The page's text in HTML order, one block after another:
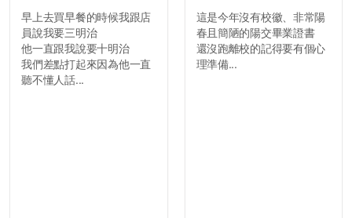
早上去買早餐的時候我跟店
員說我要三明治
他一直跟我說要十明治
我們差點打起來因為他一直
聽不懂人話...
這是今年沒有校徽、非常陽
春且簡陋的陽交畢業證書
還沒跑離校的記得要有個心
理準備...